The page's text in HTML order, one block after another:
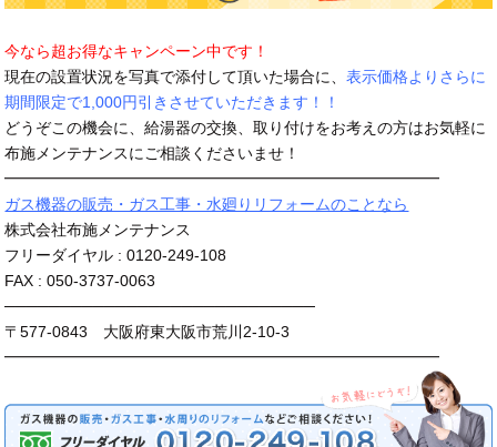
今なら超お得なキャンペーン中です！
現在の設置状況を写真で添付して頂いた場合に、表示価格よりさらに
期間限定で1,000円引きさせていただきます！！
どうぞこの機会に、給湯器の交換、取り付けをお考えの方はお気軽に
布施メンテナンスにご相談くださいませ！
━━━━━━━━━━━━━━━━━━━━━━━━━━━━
ガス機器の販売・ガス工事・水廻りリフォームのことなら
株式会社布施メンテナンス
フリーダイヤル : 0120-249-108
FAX : 050-3737-0063
────────────────────────────
〒577-0843 大阪府東大阪市荒川2-10-3
━━━━━━━━━━━━━━━━━━━━━━━━━━━━